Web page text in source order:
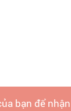
bạn để